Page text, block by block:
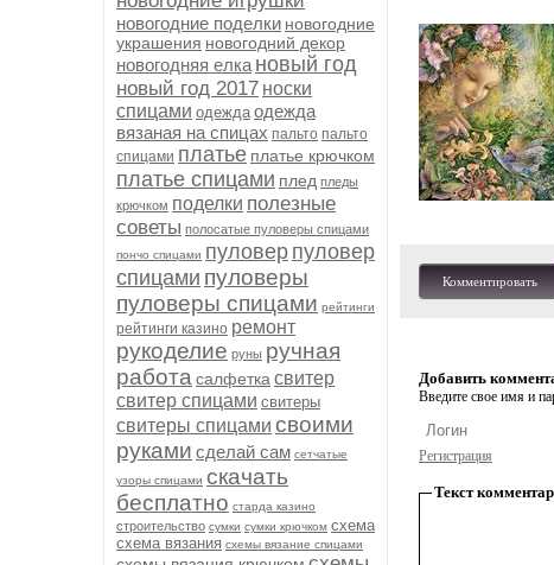
новогодние поделки новогодние
украшения новогодний декор
новогодняя елка новый год
новый год 2017 носки
спицами одежда одежда
вязаная на спицах пальто пальто
спицами платье платье крючком
платье спицами плед пледы
крючком поделки полезные
советы полосатые пуловеры спицами
пончо спицами пуловер пуловер
спицами пуловеры
пуловеры спицами рейтинги
рейтинги казино ремонт
рукоделие руны ручная
работа салфетка свитер
свитер спицами свитеры
свитеры спицами своими
руками сделай сам сетчатые
узоры спицами скачать
бесплатно старда казино
строительство сумки сумки крючком схема
схема вязания схемы вязание спицами
Комментировать
Добавить
Введите свое имя и
Регистрация
Текст